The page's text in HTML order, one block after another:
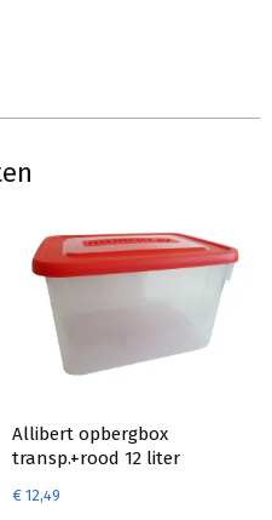
Allibert opbergbox
transp.+rood 12 liter
€12,49